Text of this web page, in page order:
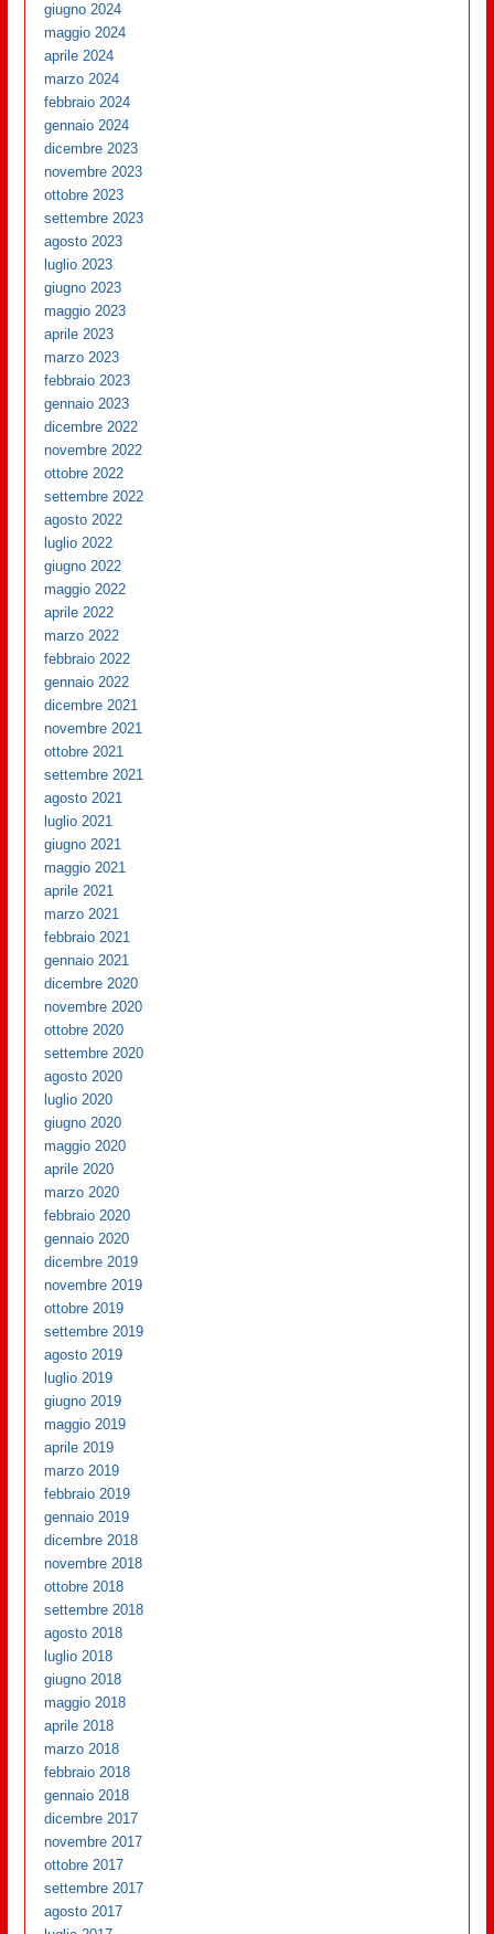
giugno 2024
maggio 2024
aprile 2024
marzo 2024
febbraio 2024
gennaio 2024
dicembre 2023
novembre 2023
ottobre 2023
settembre 2023
agosto 2023
luglio 2023
giugno 2023
maggio 2023
aprile 2023
marzo 2023
febbraio 2023
gennaio 2023
dicembre 2022
novembre 2022
ottobre 2022
settembre 2022
agosto 2022
luglio 2022
giugno 2022
maggio 2022
aprile 2022
marzo 2022
febbraio 2022
gennaio 2022
dicembre 2021
novembre 2021
ottobre 2021
settembre 2021
agosto 2021
luglio 2021
giugno 2021
maggio 2021
aprile 2021
marzo 2021
febbraio 2021
gennaio 2021
dicembre 2020
novembre 2020
ottobre 2020
settembre 2020
agosto 2020
luglio 2020
giugno 2020
maggio 2020
aprile 2020
marzo 2020
febbraio 2020
gennaio 2020
dicembre 2019
novembre 2019
ottobre 2019
settembre 2019
agosto 2019
luglio 2019
giugno 2019
maggio 2019
aprile 2019
marzo 2019
febbraio 2019
gennaio 2019
dicembre 2018
novembre 2018
ottobre 2018
settembre 2018
agosto 2018
luglio 2018
giugno 2018
maggio 2018
aprile 2018
marzo 2018
febbraio 2018
gennaio 2018
dicembre 2017
novembre 2017
ottobre 2017
settembre 2017
agosto 2017